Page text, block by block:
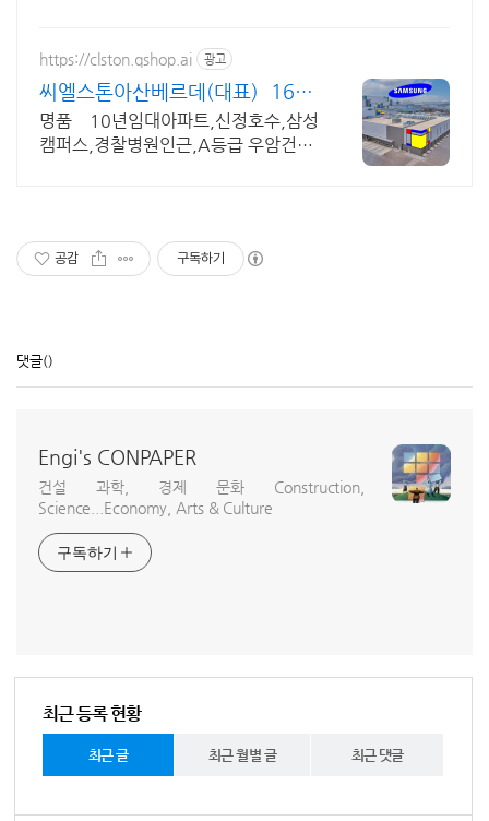
https://clston.qshop.ai 광고
씨엘스톤아산베르데(대표) 1644
1896 방문등록
명품 10년임대아파트,신정호수,삼성
캠퍼스,경찰병원인근,A등급 우암건설,
공감 구독하기
댓글()
Engi's CONPAPER
건설 과학, 경제 문화 Construction,
Science...Economy, Arts & Culture
구독하기
최근 등록 현황
최근 글 최근 월별 글 최근 댓글